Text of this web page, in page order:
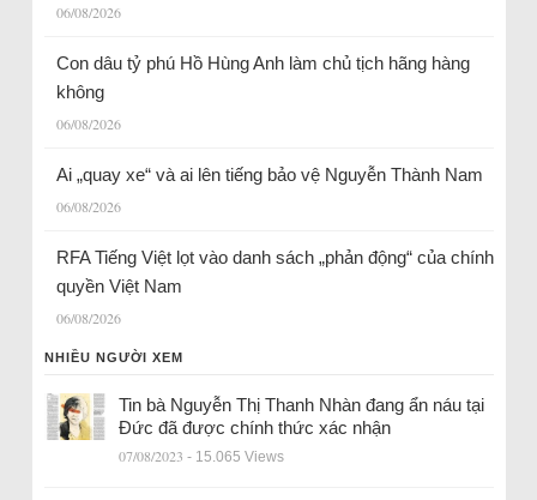
06/08/2026
Con dâu tỷ phú Hồ Hùng Anh làm chủ tịch hãng hàng
không
06/08/2026
Ai „quay xe“ và ai lên tiếng bảo vệ Nguyễn Thành Nam
06/08/2026
RFA Tiếng Việt lọt vào danh sách „phản động“ của chính
quyền Việt Nam
06/08/2026
NHIỀU NGƯỜI XEM
Tin bà Nguyễn Thị Thanh Nhàn đang ẩn náu tại
Đức đã được chính thức xác nhận
07/08/2023 - 15.065 Views